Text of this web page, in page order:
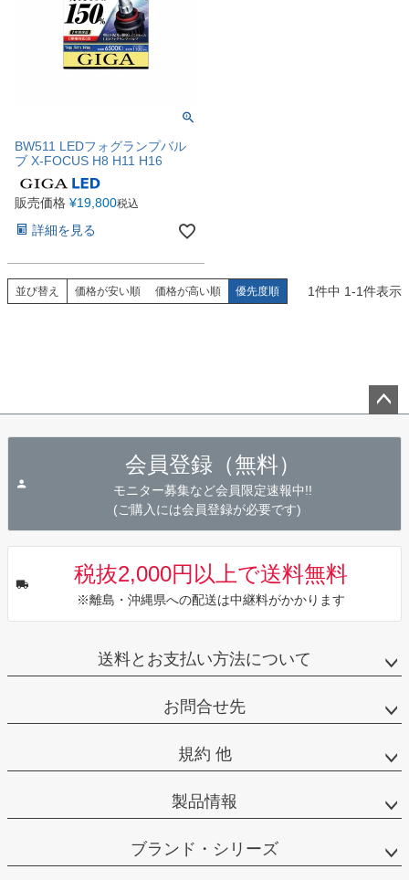
BW511 LEDフォグランプバル
ブ X-FOCUS H8 H11 H16
販売価格 ¥19,800税込
詳細を見る
並び替え 価格が安い順 価格が高い順 優先度順 1件中 1-1件表示
会員登録（無料）
モニター募集など会員限定速報中!!
(ご購入には会員登録が必要です)
税抜2,000円以上で送料無料
※離島・沖縄県への配送は中継料がかかります
送料とお支払い方法について
お問合せ先
規約 他
製品情報
ブランド・シリーズ